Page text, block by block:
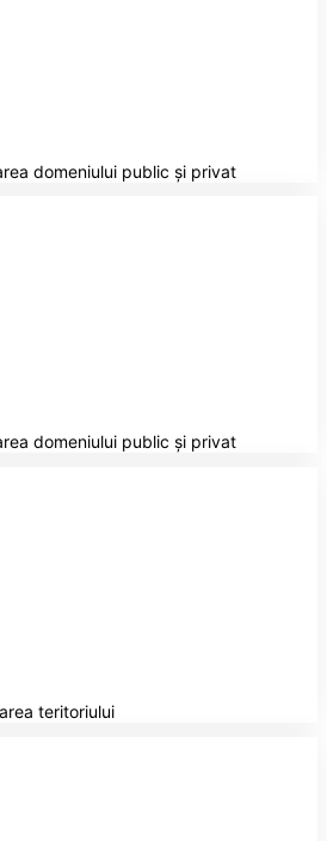
domeniului public și privat
domeniului public și privat
teritoriului